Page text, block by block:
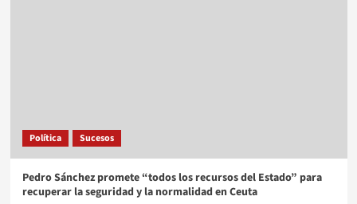
Política Sucesos
Pedro Sánchez promete “todos los recursos del Estado” para
recuperar la seguridad y la normalidad en Ceuta